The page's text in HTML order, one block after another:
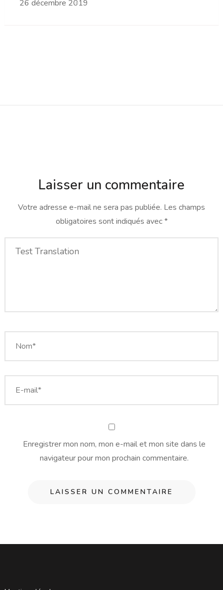
26 décembre 2019
Laisser un commentaire
Votre adresse e-mail ne sera pas publiée. Les champs
obligatoires sont indiqués avec*
Enregistrer mon nom, mon e-mail et mon site dans le
navigateur pour mon prochain commentaire.